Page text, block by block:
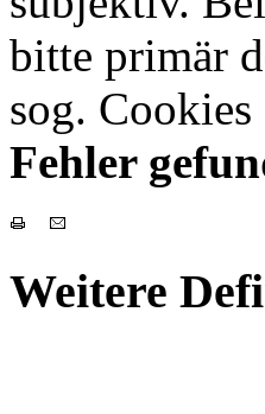
bitte primär
sog.
Fehler
Weitere